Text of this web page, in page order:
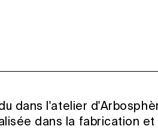
dans l'atelier
dans la fabrication